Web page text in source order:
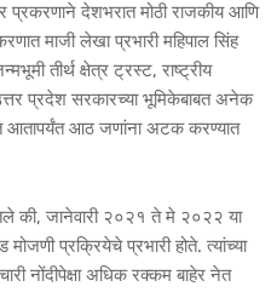
प्रकरणाने देशभरात मोठी राजकीय आणि
माजी लेखा प्रभारी महिपाल सिंह
तीर्थ क्षेत्र ट्रस्ट, राष्ट्रीय
प्रदेश सरकारच्या भूमिकेबाबत अनेक
आतापर्यंत आठ जणांना अटक करण्यात
की, जानेवारी २०२१ ते मे २०२२ या
प्रक्रियेचे प्रभारी होते. त्यांच्या
नोंदीपेक्षा अधिक रक्कम बाहेर नेत